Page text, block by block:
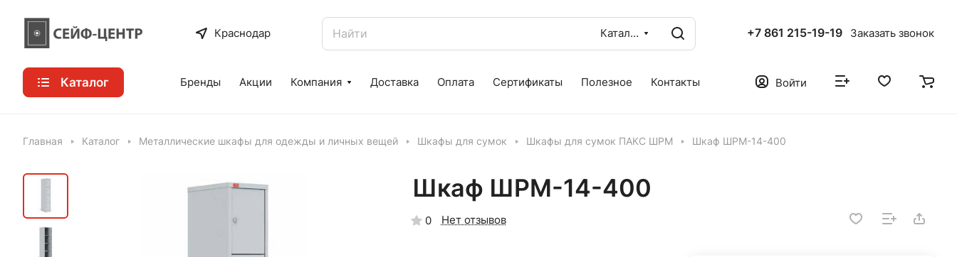
Краснодар Каталог +7 861 215-19-19 Заказать звонок
Каталог Бренды Акции Компания Доставка Оплата Сертификаты Полезное Контакты Войти
Главная Каталог Металлические шкафы для одежды и личных вещей Шкафы для сумок Шкафы для сумок ПАКС ШРМ Шкаф ШРМ-14-400
Шкаф ШРМ-14-400
0 Нет отзывов